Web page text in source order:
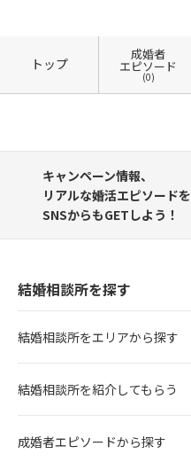
トップ
成婚者
エピソード
(0)
キャンペーン情報、
リアルな婚活エピソードを
SNSからもGETしよう！
結婚相談所を探す
結婚相談所をエリアから探す
結婚相談所を紹介してもらう
成婚者エピソードから探す